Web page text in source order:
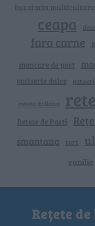
bucataria
ceapa
fara carne
mancare de post
patiserie dulce
reteta italiana
Retete de Pasti
smantana tort
vanilie
Rețete